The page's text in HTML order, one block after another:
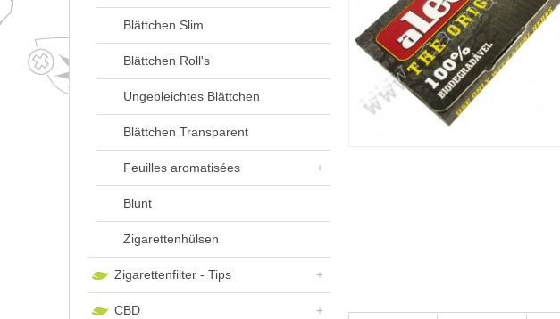
Blättchen Slim
Blättchen Roll's
Ungebleichtes Blättchen
Blättchen Transparent
Feuilles aromatisées
Blunt
Zigarettenhülsen
Zigarettenfilter - Tips
CBD